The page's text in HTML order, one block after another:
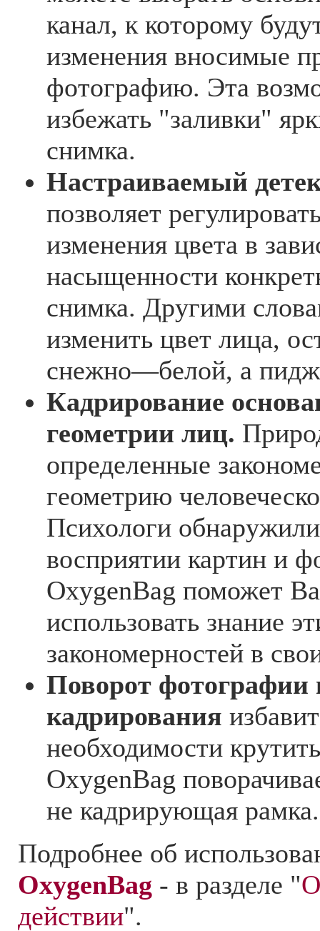
канал, к которому
изменения вносимые
фотографию. Эта
избежать "заливки"
снимка.
Настраиваемый
позволяет
изменения цвета в
насыщенности
снимка. Другими
изменить цвет лица,
снежно—белой, а
Кадрирование
геометрии лиц.
определенные
геометрию
Психологи
восприятии картин и
OxygenBag поможет
использовать знание
закономерностей в
Поворот фотографии
кадрирования
необходимости
OxygenBag
не кадрирующая рамка.
Подробнее об
OxygenBag - в разделе "
действии".